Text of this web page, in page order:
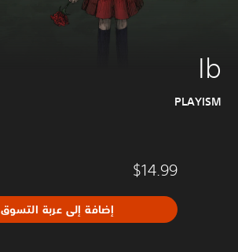
Ib
PLAYISM
$14.99
إضافة إلى عربة التسوق